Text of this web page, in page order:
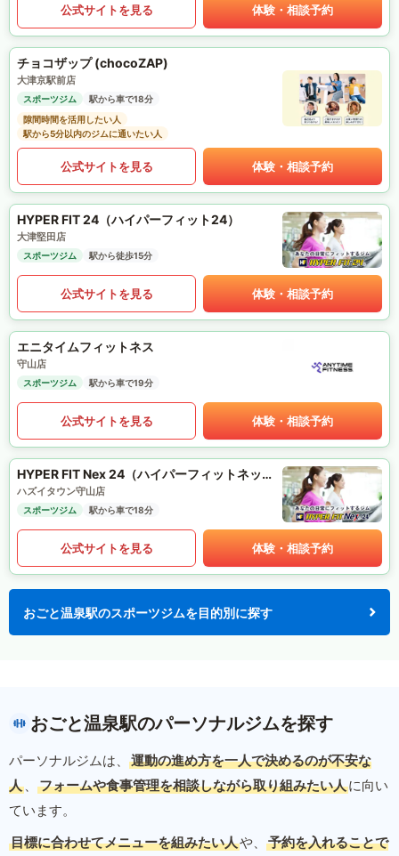
公式サイトを見る 体験・相談予約
チョコザップ (chocoZAP)
大津京駅前店
スポーツジム
駅から車で18分
隙間時間を活用したい人
駅から5分以内のジムに通いたい人
公式サイトを見る 体験・相談予約
HYPER FIT 24（ハイパーフィット24）
大津堅田店
スポーツジム 駅から徒歩15分
公式サイトを見る 体験・相談予約
エニタイムフィットネス
守山店
スポーツジム 駅から車で19分
公式サイトを見る 体験・相談予約
HYPER FIT Nex 24（ハイパーフィットネックス24）
ハズイタウン守山店
スポーツジム 駅から車で18分
公式サイトを見る 体験・相談予約
おごと温泉駅のスポーツジムを目的別に探す
おごと温泉駅のパーソナルジムを探す
パーソナルジムは、
運動の進め方を一人で決めるのが不安な
人 、 フォームや食事管理を相談しながら取り組みたい人に向い
ています。
目標に合わせてメニューを組みたい人や、 予約を入れることで